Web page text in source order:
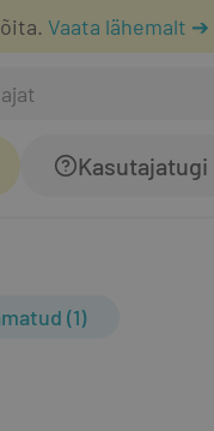
Vaata lähemalt ➔
Kasutajatugi
(1)